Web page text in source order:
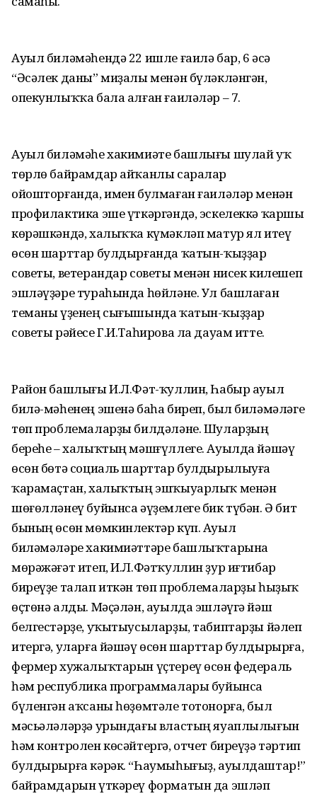
Ауыл биләмәһендә 22 ишле ғаилә бар, 6 әсә
“Әсәлек даны” миҙалы менән бүләкләнгән,
опекунлыҡҡа бала алған ғаиләләр – 7.
Ауыл биләмәһе хакимиәте башлығы шулай уҡ
төрлө байрамдар айҡанлы саралар
ойошторғанда, имен булмаған ғаиләләр менән
профилактика эше үткәргәндә, эскелеккә ҡаршы
көрәшкәндә, халыҡҡа күмәкләп матур ял итеү
өсөн шарттар булдырғанда ҡатын-ҡыҙҙар
советы, ветерандар советы менән нисек килешеп
эшләүҙәре тураһында һөйләне. Ул башлаған
теманы үҙенең сығышында ҡатын-ҡыҙҙар
советы рәйесе Г.И.Таһирова ла дауам итте.
Район башлығы И.Л.Фәт-ҡуллин, Һабыр ауыл
билә-мәһенең эшенә баһа биреп, был биләмәләге
төп проблемаларҙы билдәләне. Шуларҙың
береһе – халыҡтың мәшғүллеге. Ауылда йәшәү
өсөн бөтә социаль шарттар булдырылыуға
ҡарамаҫтан, халыҡтың эшҡыуарлыҡ менән
шөғөлләнеү буйынса әүҙемлеге бик түбән. Ә бит
бының өсөн мөмкинлектәр күп. Ауыл
биләмәләре хакимиәттәре башлыҡтарына
мөрәжәғәт итеп, И.Л.Фәтҡуллин ҙур иғтибар
биреүҙе талап иткән төп проблемаларҙы һыҙыҡ
өҫтөнә алды. Мәҫәлән, ауылда эшләүгә йәш
белгестәрҙе, уҡытыусыларҙы, табиптарҙы йәлеп
итергә, уларға йәшәү өсөн шарттар булдырырға,
фермер хужалыҡтарын үҫтереү өсөн федераль
һәм республика программалары буйынса
бүленгән аҡсаны һөҙөмтәле тотонорға, был
мәсьәләләрҙә урындағы властың яуаплылығын
һәм контролен көсәйтергә, отчет биреүҙә тәртип
булдырырға кәрәк. “Һаумыһығыҙ, ауылдаштар!”
байрамдарын үткәреү форматын да эшләп